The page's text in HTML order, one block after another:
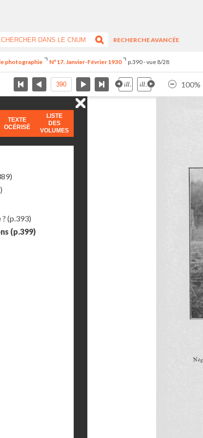
RECHERCHE AVANCÉE
photographie N°17. Janvier-Février 1930 p.390 - vue 8/28
100%
TEXTE
OCÉRISÉ
LISTE
DES
VOLUMES
(p.393)
(p.399)